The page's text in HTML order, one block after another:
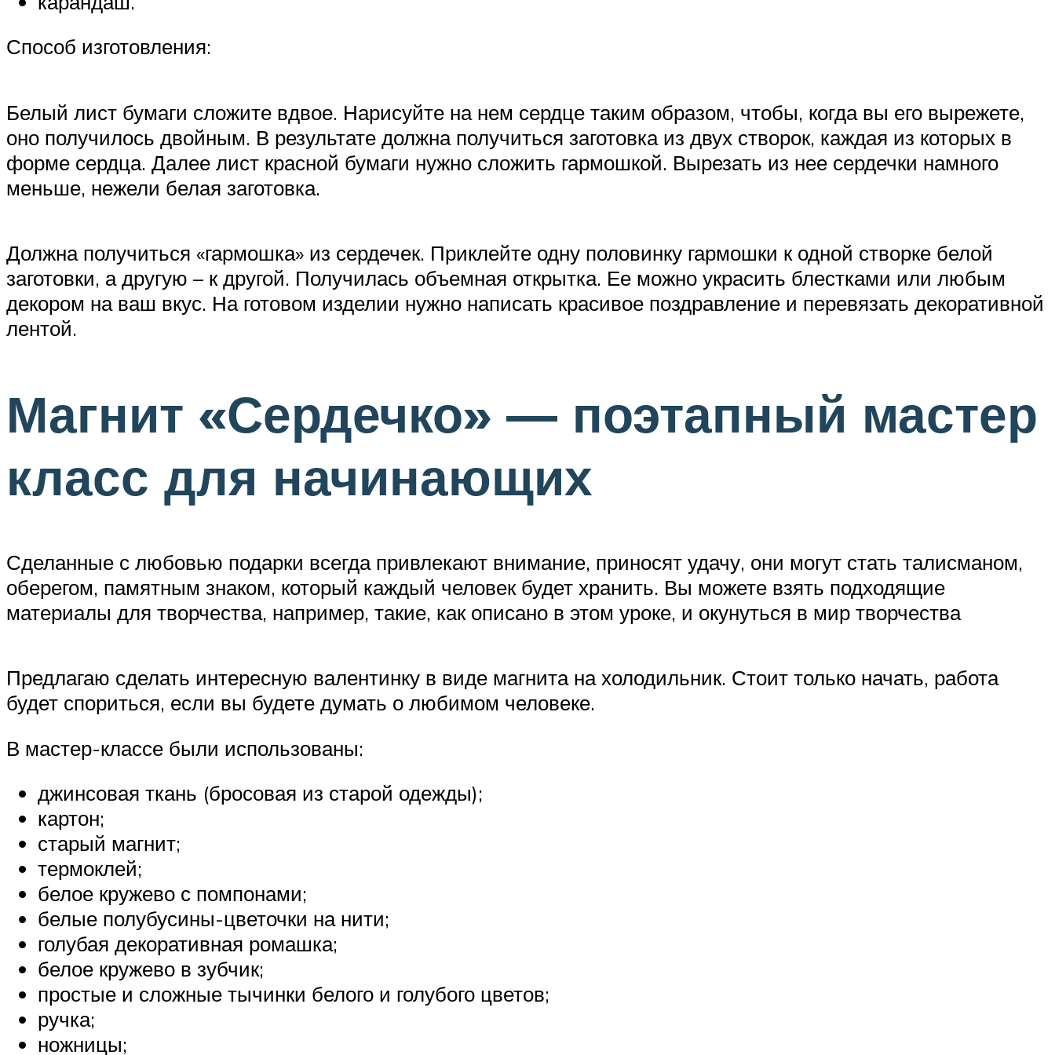
Способ изготовления:
Белый лист бумаги сложите вдвое. Нарисуйте на нем сердце таким образом, чтобы, когда вы его вырежете,
оно получилось двойным. В результате должна получиться заготовка из двух створок, каждая из которых в
форме сердца. Далее лист красной бумаги нужно сложить гармошкой. Вырезать из нее сердечки намного
меньше, нежели белая заготовка.
Должна получиться «гармошка» из сердечек. Приклейте одну половинку гармошки к одной створке белой
заготовки, а другую – к другой. Получилась объемная открытка. Ее можно украсить блестками или любым
декором на ваш вкус. На готовом изделии нужно написать красивое поздравление и перевязать декоративной
лентой.
Магнит «Сердечко» — поэтапный мастер
класс для начинающих
Сделанные с любовью подарки всегда привлекают внимание, приносят удачу, они могут стать талисманом,
оберегом, памятным знаком, который каждый человек будет хранить. Вы можете взять подходящие
материалы для творчества, например, такие, как описано в этом уроке, и окунуться в мир творчества
Предлагаю сделать интересную валентинку в виде магнита на холодильник. Стоит только начать, работа
будет спориться, если вы будете думать о любимом человеке.
В мастер-классе были использованы:
джинсовая ткань (бросовая из старой одежды);
картон;
старый магнит;
термоклей;
белое кружево с помпонами;
белые полубусины-цветочки на нити;
голубая декоративная ромашка;
белое кружево в зубчик;
простые и сложные тычинки белого и голубого цветов;
ручка;
ножницы;